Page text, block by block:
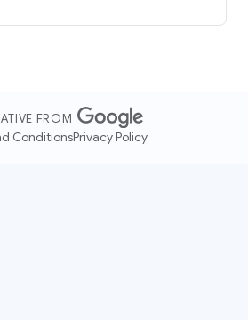
FROM
ConditionsPrivacy Policy